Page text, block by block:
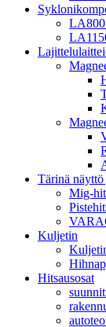
Tärinä näyttö
Mig-
Kuljetin
Hitsausosat